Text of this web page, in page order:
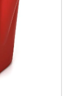
Ruedas
Accesorios de
Para Cubrir, Tapar
Tizas & Accesorios
Sacapuntas
Marcadores